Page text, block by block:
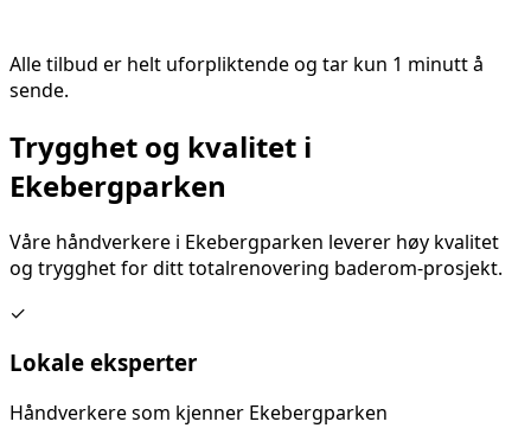
Alle tilbud er helt uforpliktende og tar kun 1 minutt å
sende.
Trygghet og kvalitet i
Ekebergparken
Våre håndverkere i Ekebergparken leverer høy kvalitet
og trygghet for ditttotalrenovering baderom-prosjekt.
✓
Lokale eksperter
Håndverkere som kjenner Ekebergparken